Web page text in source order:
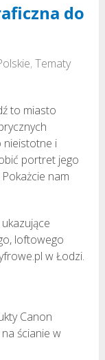
do
,Tematy
to miasto
nieistotne i
portret jego
nam
loftowego
w Łodzi.
Canon
ścianie w